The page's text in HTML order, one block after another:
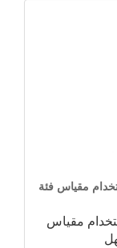
مقياس فئة
مقياس